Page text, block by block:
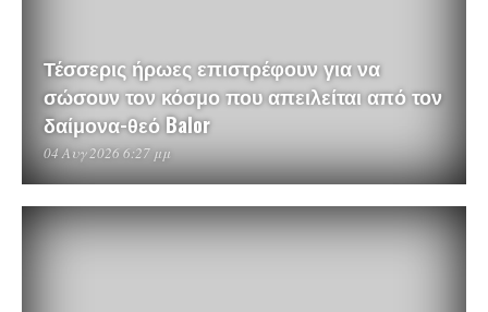
Τέσσερις ήρωες επιστρέφουν για να
σώσουν τον κόσμο που απειλείται από τον
δαίμονα-θεό Balor
04 Αυγ 2026 6:27 μμ